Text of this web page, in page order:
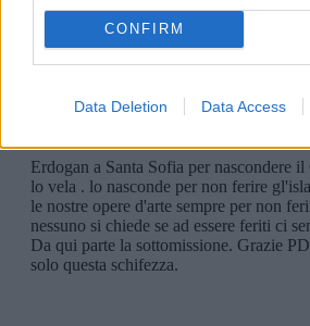
CONFIRM
Data Deletion Data Access